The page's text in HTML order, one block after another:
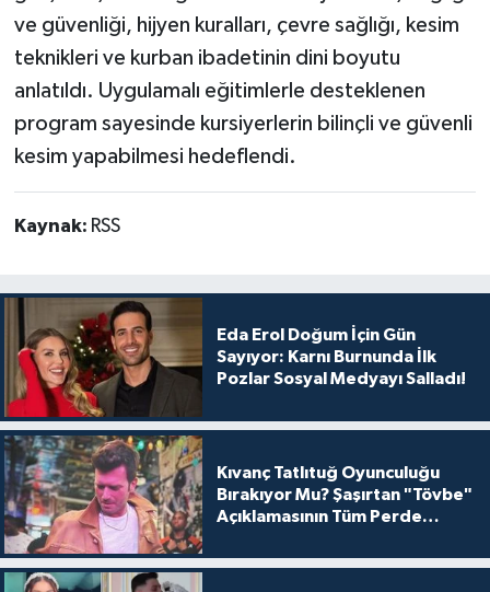
ve güvenliği, hijyen kuralları, çevre sağlığı, kesim
teknikleri ve kurban ibadetinin dini boyutu
anlatıldı. Uygulamalı eğitimlerle desteklenen
program sayesinde kursiyerlerin bilinçli ve güvenli
kesim yapabilmesi hedeflendi.
Kaynak: RSS
Eda Erol Doğum İçin Gün
Sayıyor: Karnı Burnunda İlk
Pozlar Sosyal Medyayı Salladı!
Kıvanç Tatlıtuğ Oyunculuğu
Bırakıyor Mu? Şaşırtan "Tövbe"
Açıklamasının Tüm Perde